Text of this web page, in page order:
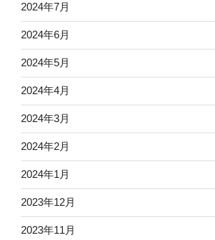
2024年7月
2024年6月
2024年5月
2024年4月
2024年3月
2024年2月
2024年1月
2023年12月
2023年11月